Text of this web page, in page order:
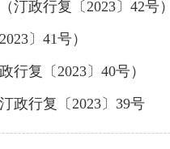
政行复〔2023〕42号）
〕41号）
复〔2023〕40号）
政行复〔2023〕39号